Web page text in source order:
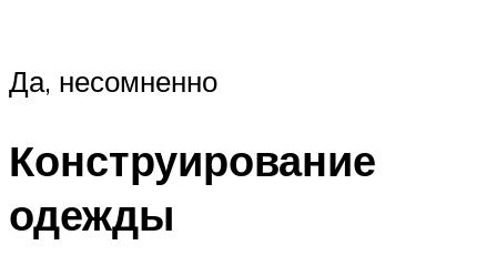
Да, несомненно
Конструирование
одежды